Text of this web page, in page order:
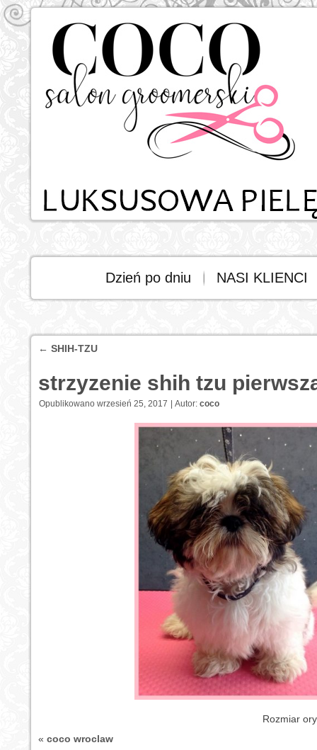
Dzień po dniu NASI KLIENCI
← SHIH-TZU
strzyzenie shih tzu
Opublikowano wrzesień 25, 2017 Autor: coco
Rozmiar
« coco wroclaw